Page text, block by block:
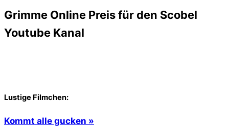
Grimme Online Preis für den Scobel
Youtube Kanal
Lustige Filmchen:
Kommt alle gucken »